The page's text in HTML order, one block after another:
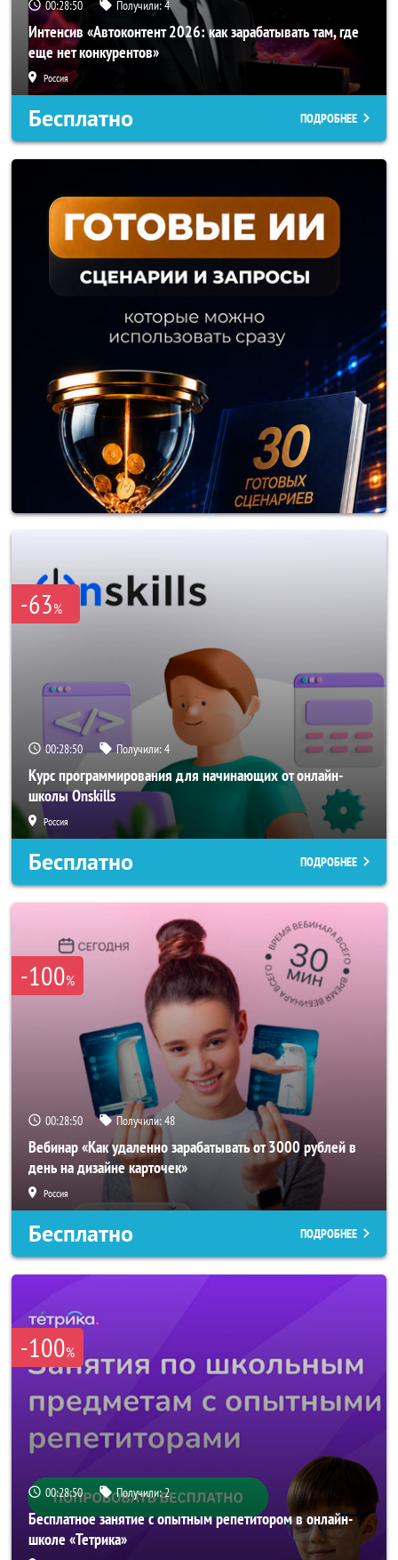
00:28:47 Получили:4
Интенсив «Автоконтент 2026: как зарабатывать там, где
еще нет конкурентов»
Россия
Бесплатно ПОДРОБНЕЕ
-63%
00:28:47 Получили:4
Курс программирования для начинающих от онлайн-
школы Onskills
Россия
Бесплатно ПОДРОБНЕЕ
-100%
00:28:47 Получили:48
Вебинар «Как удаленно зарабатывать от 3000 рублей в
день на дизайне карточек»
Россия
Бесплатно ПОДРОБНЕЕ
-100%
00:28:47 Получили:2
Бесплатное занятие с опытным репетитором в онлайн-
школе «Тетрика»